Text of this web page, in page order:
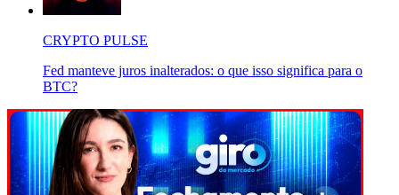
CRYPTO PULSE
Fed manteve juros inalterados: o que isso significa para o
BTC?